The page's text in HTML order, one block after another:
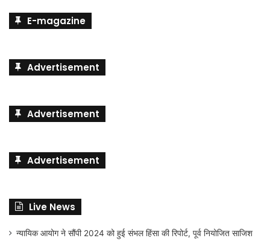
E-magazine
Advertisement
Advertisement
Advertisement
Live News
न्यायिक आयोग ने सौंपी 2024 को हुई संभल हिंसा की रिपोर्ट, पूर्व नियोजित साजिश